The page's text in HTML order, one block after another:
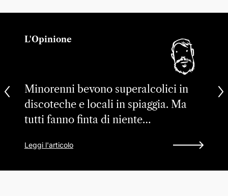
L'Opinione
Minorenni bevono superalcolici in
discoteche e locali in spiaggia. Ma
tutti fanno finta di niente…
Leggi l'articolo